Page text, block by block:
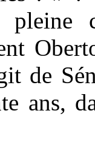
de
ans,